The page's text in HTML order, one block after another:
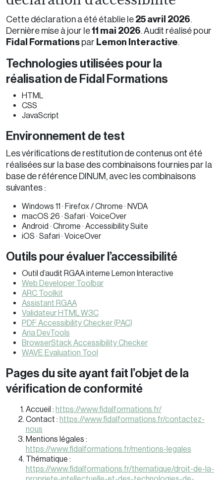
Cette déclaration a été établie le 25 avril 2026.
Dernière mise à jour le11 mai 2026. Audit réalisé pour
Fidal Formations par Lemon Interactive.
Technologies utilisées pour la
réalisation de Fidal Formations
HTML
CSS
JavaScript
Environnement de test
Les vérifications de restitution de contenus ont été
réalisées sur la base des combinaisons fournies par la
base de référence DINUM, avec les combinaisons
suivantes :
Windows 11 · Firefox / Chrome · NVDA
macOS 26 · Safari · VoiceOver
Android · Chrome · Accessibility Suite
iOS · Safari · VoiceOver
Outils pour évaluer l’accessibilité
Outil d’audit RGAA interne Lemon Interactive
Web Developer Toolbar
ARC Toolkit
Assistant RGAA
Validateur HTML W3C
PDF Accessibility Checker (PAC)
Aria DevTools
BrowserStack Accessibility Checker
WAVE Evaluation Tool
Pages du site ayant fait l’objet de la
vérification de conformité
Accueil : https://www.fidalformations.fr/
Contact : https://www.fidalformations.fr/contactez-
nous
Mentions légales :
https://www.fidalformations.fr/mentions-legales
Thématique :
https://www.fidalformations.fr/thematique/droit-de-la-